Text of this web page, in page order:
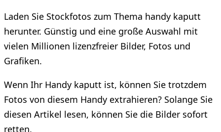
Laden Sie Stockfotos zum Thema handy kaputt
herunter. Günstig und eine große Auswahl mit
vielen Millionen lizenzfreier Bilder, Fotos und
Grafiken.
Wenn Ihr Handy kaputt ist, können Sie trotzdem
Fotos von diesem Handy extrahieren? Solange Sie
diesen Artikel lesen, können Sie die Bilder sofort
retten.